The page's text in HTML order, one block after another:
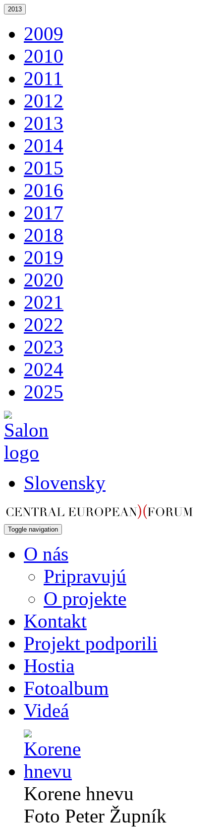
2013
2009
2010
2011
2012
2013
2014
2015
2016
2017
2018
2019
2020
2021
2022
2023
2024
2025
Slovensky
Toggle navigation
O nás
Pripravujú
O projekte
Kontakt
Projekt podporili
Hostia
Fotoalbum
Videá
Korene hnevu
Foto Peter Župník